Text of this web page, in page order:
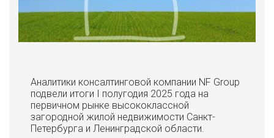
Аналитики консалтинговой компании NF Group
подвели итоги I полугодия 2025 года на
первичном рынке высококлассной
загородной жилой недвижимости Санкт-
Петербурга и Ленинградской области.